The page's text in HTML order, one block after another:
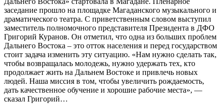
заседание прошло на площадке Магаданского музыкального и
драматического театра. С приветственным словом выступил
заместитель полномочного представителя Президента в ДФО
Григорий Куранов. Он отметил, что одна из больших проблем
Дальнего Востока – это отток населения и перед государством
стоит задача изменить эту ситуацию. «Нам нужно сделать так,
чтобы возвращалась молодежь, нужно удержать тех, кто
продолжает жить на Дальнем Востоке и привлечь новых
людей. Наша миссия в том, чтобы увеличить рождаемость,
дать качественное обучение и хорошие рабочие места», —
сказал Григорий…